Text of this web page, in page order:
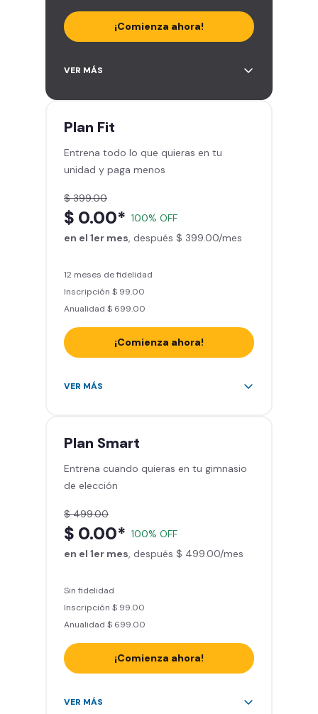
¡Comienza ahora!
Acceso ilimitado a + 2.000
Entrena hasta con 5 amigos al
Sillones de masaje
Smart Fit App - Tu plan de
entrenamiento personalizado
Smart Fit GO (entrenamientos en
línea) en la app
Acceso a todas las áreas de peso
VER MÁS
Plan Fit
Entrena todo lo que quieras en tu
unidad y paga menos
$ 399.00
$ 0.00* 100% OFF
en el 1er mes , después $ 399.00/mes
12 meses de fidelidad
Inscripción $ 99.00
Anualidad $ 699.00
¡Comienza ahora!
Acceso ilimitado a + 2.000
Sillones de masaje
Smart Fit App - Tu plan de
entrenamiento personalizado
Smart Fit GO (entrenamientos en
línea) en la app
Acceso a todas las áreas de peso
VER MÁS
Plan Smart
Entrena cuando quieras en tu gimnasio
de elección
$ 499.00
$ 0.00* 100% OFF
en el 1er mes , después $ 499.00/mes
Sin fidelidad
Inscripción $ 99.00
Anualidad $ 699.00
¡Comienza ahora!
Acceso ilimitado a + 2.000
VER MÁS